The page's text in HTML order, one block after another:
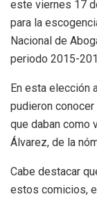
este viernes 17
para la
Nacional de
periodo 2015-
En esta elección
pudieron
que daban como
Álvarez, de la
Cabe destacar
estos comicios,